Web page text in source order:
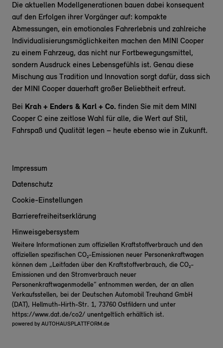
Die aktuellen Modellgenerationen bauen dabei konsequent
auf den Erfolgen ihrer Vorgänger auf: kompakte
Abmessungen, ein emotionales Fahrerlebnis und zahlreiche
Individualisierungsmöglichkeiten machen den MINI Cooper
zu einem Fahrzeug, das nicht nur Fortbewegungsmittel,
sondern Ausdruck eines Lebensgefühls ist. Genau diese
Mischung aus Tradition und Innovation sorgt dafür, dass sich
der MINI Cooper dauerhaft großer Beliebtheit erfreut.
Bei Krah + Enders & Karl + Co. finden Sie mit dem MINI
Cooper C eine zeitlose Wahl für alle, die Wert auf Stil,
Fahrspaß und Qualität legen – heute ebenso wie in Zukunft.
Impressum
Datenschutz
Cookie-Einstellungen
Barrierefreiheitserklärung
Hinweisgebersystem
Weitere Informationen zum offiziellen Kraftstoffverbrauch und den
offiziellen spezifischen CO₂-Emissionen neuer Personenkraftwagen
können dem „Leitfaden über den Kraftstoffverbrauch, die CO₂-
Emissionen und den Stromverbrauch neuer
Personenkraftwagenmodelle“ entnommen werden, der an allen
Verkaufsstellen, bei der Deutschen Automobil Treuhand GmbH
(DAT), Hellmuth-Hirth-Str. 1, 73760 Ostfildern und unter
https://www.dat.de/co2/ unentgeltlich erhältlich ist.
powered by AUTOHAUSPLATTFORM.de